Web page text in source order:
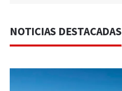
NOTICIAS DESTACADAS